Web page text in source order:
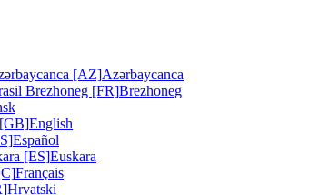
[AZ]Azərbaycanca
Brezhoneg [FR]Brezhoneg
English
Español
[ES]Euskara
Français
Hrvatski